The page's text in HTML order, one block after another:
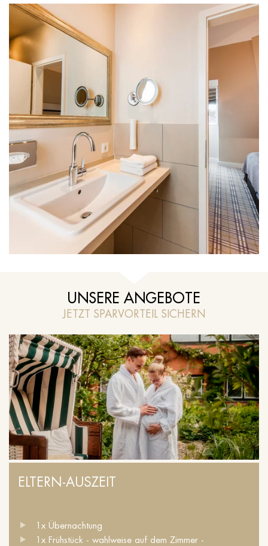
UNSERE ANGEBOTE
JETZT SPARVORTEIL SICHERN
ELTERN-AUSZEIT
1x Übernachtung
1x Frühstück - wahlweise auf dem Zimmer -